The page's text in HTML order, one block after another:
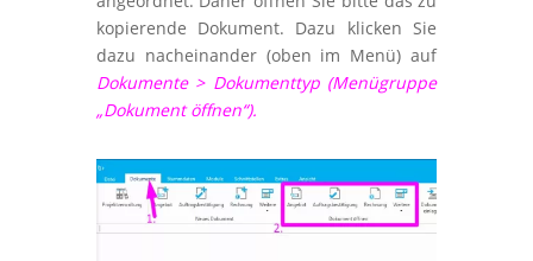
kopierende Dokument. Dazu klicken Sie
dazu nacheinander (oben im Menü) auf
Dokumente > Dokumenttyp (Menügruppe
„Dokument öffnen“).